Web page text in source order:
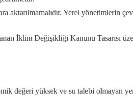
aktarılmamalıdır. Yerel yönetimlerin
İklim Değişikliği Kanunu Tasarısı
değeri yüksek ve su talebi olmayan